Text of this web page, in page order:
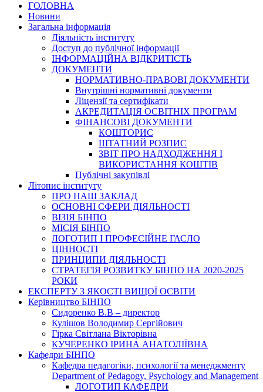
ГОЛОВНА
Новини
Загальна інформація
Діяльність інституту
Доступ до публічної інформації
ІНФОРМАЦІЙНА ВІДКРИТІСТЬ
ДОКУМЕНТИ
НОРМАТИВНО-ПРАВОВІ ДОКУМЕНТИ
Внутрішні нормативні документи
Ліцензії та сертифікати
АКРЕДИТАЦІЯ ОСВІТНІХ ПРОГРАМ
ФІНАНСОВІ ДОКУМЕНТИ
КОШТОРИС
ШТАТНИЙ РОЗПИС
ЗВІТ ПРО НАДХОДЖЕННЯ І
ВИКОРИСТАННЯ КОШТІВ
Публічні закупівлі
Літопис інституту
ПРО НАШ ЗАКЛАД
ОСНОВНІ СФЕРИ ДІЯЛЬНОСТІ
ВІЗІЯ БІНПО
МІСІЯ БІНПО
ЛОГОТИП І ПРОФЕСІЙНЕ ГАСЛО
ЦІННОСТІ
ПРИНЦИПИ ДІЯЛЬНОСТІ
СТРАТЕГІЯ РОЗВИТКУ БІНПО НА 2020-2025
РОКИ
ЕКСПЕРТУ З ЯКОСТІ ВИЩОЇ ОСВІТИ
Керівництво БІНПО
Сидоренко В.В – директор
Кулішов Володимир Сергійович
Гірка Світлана Вікторівна
КУЧЕРЕНКО ІРИНА АНАТОЛІЇВНА
Кафедри БІНПО
Кафедра педагогіки, психології та менеджменту
Department of Pedagogy, Psychology and Management
ЛОГОТИП КАФЕДРИ